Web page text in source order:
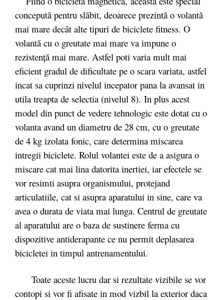
concepută pentru slăbit, deoarece prezintă o volantă
mai mare decât alte tipuri de biciclete fitness. O
volantă cu o greutate mai mare va impune o
rezistenţă mai mare. Astfel poti varia mult mai
eficient gradul de dificultate pe o scara variata, astfel
incat sa cuprinzi nivelul incepator pana la avansat in
utila treapta de selectia (nivelul 8). In plus acest
model din punct de vedere tehnologic este dotat cu o
volanta avand un diametru de 28 cm, cu o greutate
de 4 kg izolata fonic, care determina miscarea
intregii biciclete. Rolul volantei este de a asigura o
miscare cat mai lina datorita inertiei, iar efectele se
vor resimti asupra organismului, protejand
articulatiile, cat si asupra aparatului in sine, care va
avea o durata de viata mai lunga. Centrul de greutate
al aparatului are o baza de sustinere ferma cu
dispozitive antiderapante ce nu permit deplasarea
bicicletei in timpul antrenamentului.
Toate aceste lucru dar si rezultate vizibile se vor
contopi si vor fi afisate in mod vizbil la exterior daca